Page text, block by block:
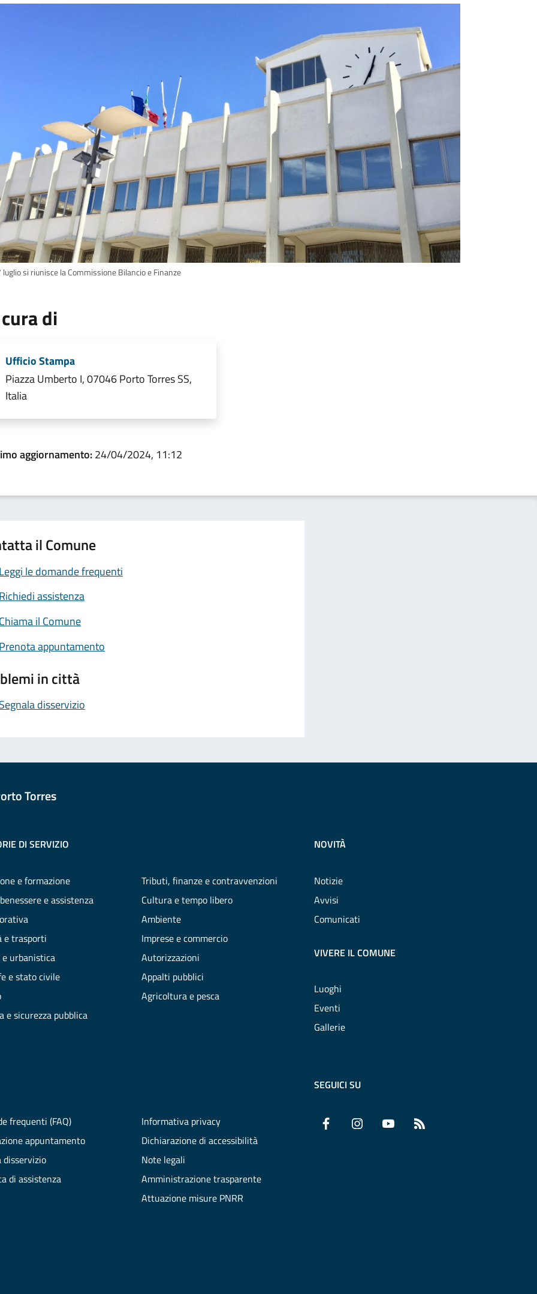
luglio si riunisce la Commissione Bilancio e Finanze
di
Ufficio Stampa
Piazza Umberto I, 07046 Porto Torres SS,
Italia
aggiornamento:24/04/2024, 11:12
il Comune
le domande frequenti
assistenza
il Comune
appuntamento
in città
disservizio
Torres
DI SERVIZIO
e formazione
e assistenza
e trasporti
urbanistica
e stato civile
e sicurezza pubblica
Tributi, finanze e contravvenzioni
Cultura e tempo libero
Ambiente
Imprese e commercio
Autorizzazioni
Appalti pubblici
Agricoltura e pesca
NOVITÀ
Notizie
Avvisi
Comunicati
VIVERE IL COMUNE
Luoghi
Eventi
Gallerie
frequenti (FAQ)
appuntamento
disservizio
di assistenza
Informativa privacy
Dichiarazione di accessibilità
Note legali
Amministrazione trasparente
Attuazione misure PNRR
SEGUICI SU
Facebook InstagramYouTube